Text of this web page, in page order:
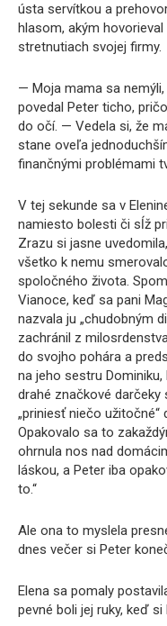
ústa servítkou a
hlasom, akým
stretnutiach svojej firmy.
— Moja mama sa
povedal Peter ticho,
do očí. — Vedela si, že
stane oveľa
finančnými problémami
V tej sekunde sa v
namiesto bolesti či sĺž
Zrazu si jasne
všetko k nemu
spoločného života.
Vianoce, keď sa pani
nazvala ju „chudobným
zachránil z
do svojho pohára a
na jeho sestru
drahé značkové darčeky
„priniesť niečo užitočné“
Opakovalo sa to
ohrnula nos nad
láskou, a Peter iba
to.“
Ale ona to myslela
dnes večer si Peter
Elena sa pomaly
pevné boli jej ruky, keď